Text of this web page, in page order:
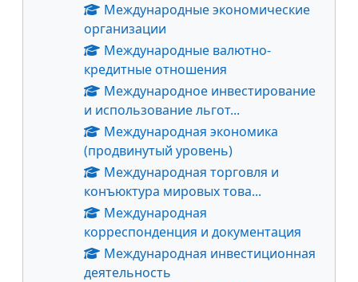
Международные экономические
организации
Международные валютно-
кредитные отношения
Международное инвестирование
и использование льгот...
Международная экономика
(продвинутый уровень)
Международная торговля и
конъюктура мировых това...
Международная
корреспонденция и документация
Международная инвестиционная
деятельность